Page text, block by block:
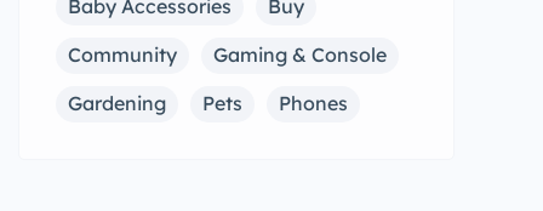
Baby Accessories
Buy
Community
Gaming & Console
Gardening
Pets Phones